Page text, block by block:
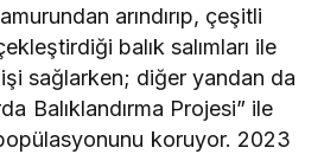
arındırıp, çeşitli
balık salımları ile
sağlarken; diğer yandan da
Balıklandırma Projesi” ile
koruyor. 2023